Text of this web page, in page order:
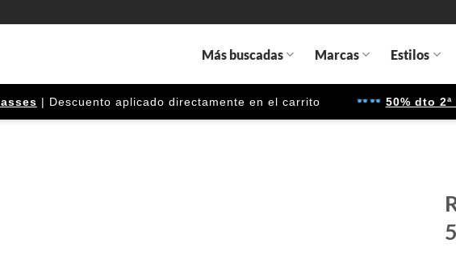
Más buscadas Marcas Estilos
| Descuento aplicado directamente en el carrito 50% dto 2ª